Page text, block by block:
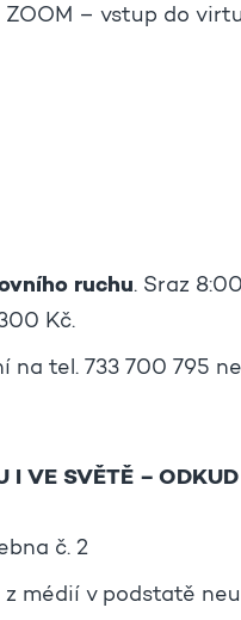
– vstup do
ruchu. Sraz
Kč.
tel. 733 700 795
I VE SVĚTĚ –
č. 2
médií v podstatě